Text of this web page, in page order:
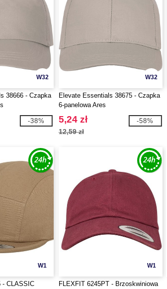
W32
38666 - Czapka
-38%
W32
Elevate Essentials 38675 - Czapka
6-panelowa Ares
5,24 zł
12,59 zł
-58%
W1
- CLASSIC
W1
FLEXFIT 6245PT - Brzoskwiniowa